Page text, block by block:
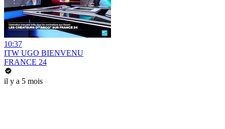
10:37
ITW UGO BIENVENU
FRANCE 24
il y a 5 mois